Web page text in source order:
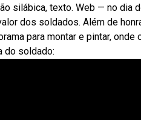
silábica, texto. Web — no dia
dos soldados. Além de
para montar e pintar, onde
do soldado: